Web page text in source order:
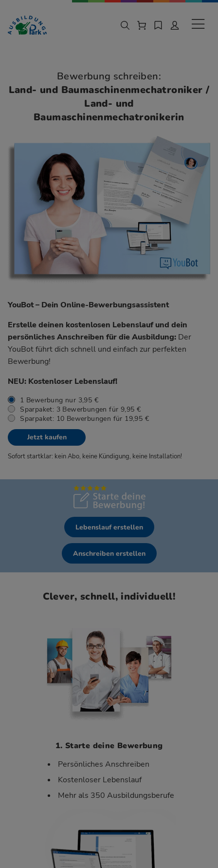
Zur Navigation springen
Zu den Hauptinhalten springen
Bewerbung schreiben:
Land- und Baumaschinenmechatroniker /
Land- und
Baumaschinenmechatronikerin
YouBot – Dein Online-Bewerbungsassistent
Erstelle deinen kostenlosen Lebenslauf und dein
persönliches Anschreiben für die Ausbildung: Der
YouBot führt dich schnell und einfach zur perfekten
Bewerbung!
NEU: Kostenloser Lebenslauf!
1 Bewerbung nur 3,95 €
Sparpaket: 3 Bewerbungen für 9,95 €
Sparpaket: 10 Bewerbungen für 19,95 €
Jetzt kaufen
Sofort startklar: kein Abo, keine Kündigung, keine Installation!
Lebenslauf erstellen
Anschreiben erstellen
Clever, schnell, individuell!
1. Starte deine Bewerbung
Persönliches Anschreiben
Kostenloser Lebenslauf
Mehr als 350 Ausbildungsberufe